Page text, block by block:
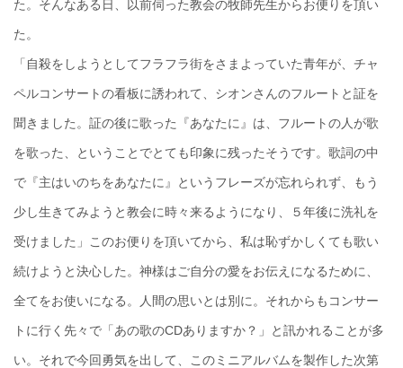
た。そんなある日、以前伺った教会の牧師先生からお便りを頂い
た。
「自殺をしようとしてフラフラ街をさまよっていた青年が、チャ
ペルコンサートの看板に誘われて、シオンさんのフルートと証を
聞きました。証の後に歌った『あなたに』は、フルートの人が歌
を歌った、ということでとても印象に残ったそうです。歌詞の中
で『主はいのちをあなたに』というフレーズが忘れられず、もう
少し生きてみようと教会に時々来るようになり、５年後に洗礼を
受けました」このお便りを頂いてから、私は恥ずかしくても歌い
続けようと決心した。神様はご自分の愛をお伝えになるために、
全てをお使いになる。人間の思いとは別に。それからもコンサー
トに行く先々で「あの歌のCDありますか？」と訊かれることが多
い。それで今回勇気を出して、このミニアルバムを製作した次第